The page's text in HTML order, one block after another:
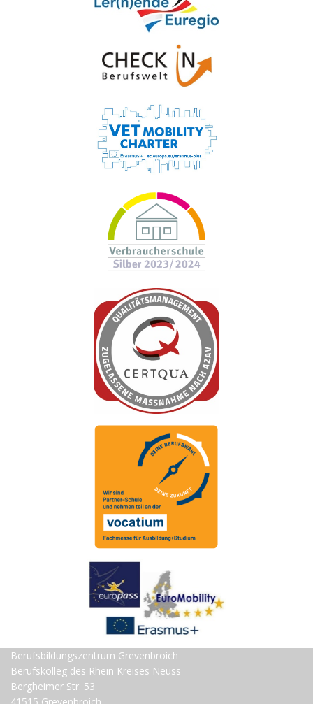
Berufsbildungszentrum Grevenbroich
Berufskolleg des Rhein Kreises Neuss
Bergheimer Str. 53
41515 Grevenbroich